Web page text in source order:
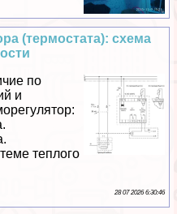
(термостата): схема
по
и
теплого
28 07 2026 6:30:46